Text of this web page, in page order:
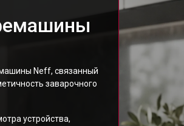
Neff, связанный
заварочного
устройства,